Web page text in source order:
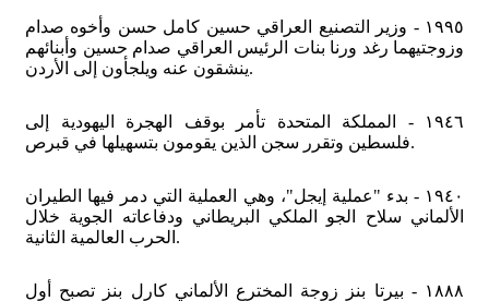
١٩٩٥ - وزير التصنيع العراقي حسين كامل حسن وأخوه صدام
وزوجتيهما رغد ورنا بنات الرئيس العراقي صدام حسين وأبنائهم
ينشقون عنه ويلجأون إلى الأردن.
١٩٤٦ - المملكة المتحدة تأمر بوقف الهجرة اليهودية إلى
فلسطين وتقرر سجن الذين يقومون بتسهيلها في قبرص.
١٩٤٠ - بدء "عملية إيجل"، وهي العملية التي دمر فيها الطيران
الألماني سلاح الجو الملكي البريطاني ودفاعاته الجوية خلال
الحرب العالمية الثانية.
١٨٨٨ - بيرتا بنز زوجة المخترع الألماني كارل بنز تصبح أول